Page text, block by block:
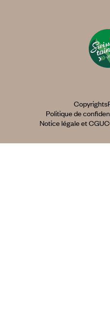
Copyrights
Politique de
Notice légale et CGU